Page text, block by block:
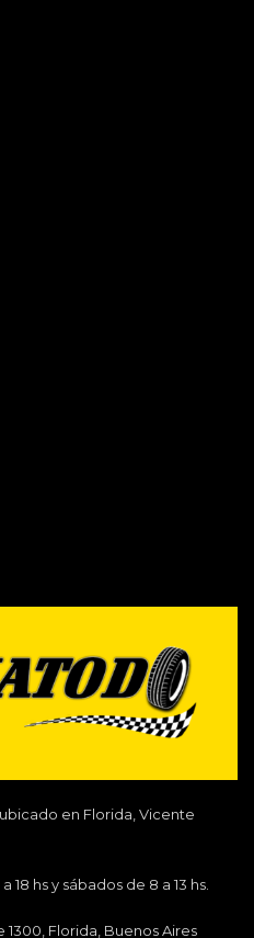
en Florida, Vicente
18 hs y sábados de 8 a 13 hs.
Florida, Buenos Aires